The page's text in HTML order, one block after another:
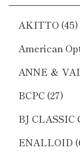
AKITTO (45)
American
ANNE ＆
BCPC (27)
BJ
ENALLOID